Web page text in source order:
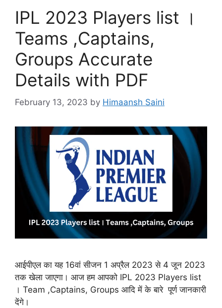
IPL 2023 Players list ।
Teams ,Captains,
Groups Accurate
Details with PDF
February 13, 2023 by Himaansh Saini
आईपीएल का यह 16वां सीजन 1 अप्रैल 2023 से 4 जून 2023
तक खेला जाएगा। आज हम आपको IPL 2023 Players list
। Team ,Captains, Groups आदि में के बारे पूर्ण जानकारी
देंगे।